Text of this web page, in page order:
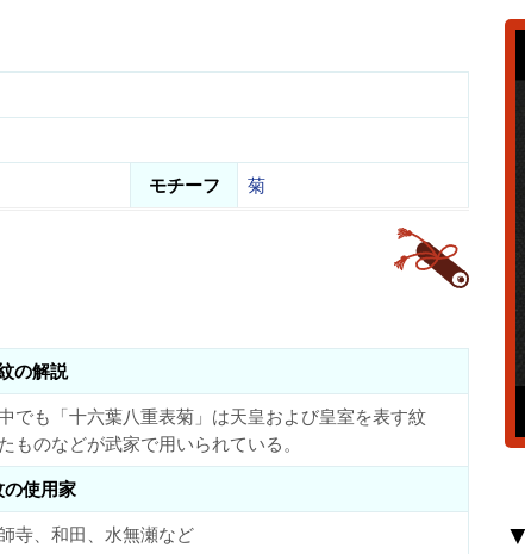
モチーフ 菊
の解説
でも「十六葉八重表菊」は天皇および皇室を表す紋
のなどが武家で用いられている。
の使用家
寺、和田、水無瀬など